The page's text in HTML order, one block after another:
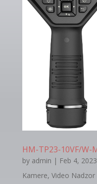
HM-TP23-10VF/W-
by admin | Feb 4, 2023
Kamere, Video Nadzor